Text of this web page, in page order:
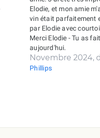
Elodie, et mon amie
vin était parfaitement
par Elodie avec
Merci Elodie - Tu as
aujourd'hui.
Novembre 2024,
Phillips